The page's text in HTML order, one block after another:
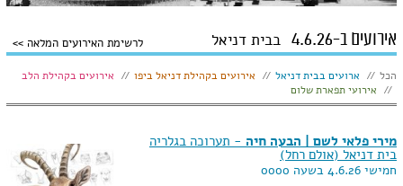
אירועים ב-4.6.26 בבית דניאל לרשימת האירועים המלאה
הצג:
הכל ארועים בבית דניאל אירועים בקהילת דניאל ביפו
אירועים בקהילת הלב
אירועי תפארת שלום
מירי פלאי לשם | הבעה חיה - תערוכה בגלריה
בית דניאל (אולם רחל)
חמישי 4.6.26 בשעה 0000